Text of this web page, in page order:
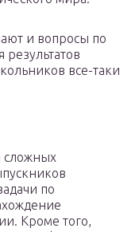
и вопросы по
все-таки
сложных
по
Кроме того,